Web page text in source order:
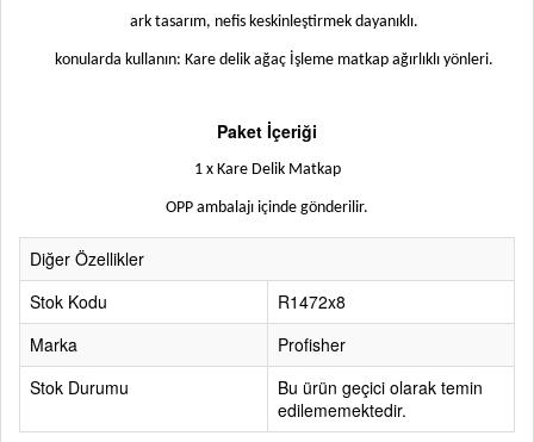
ark tasarım, nefis keskinleştirmek dayanıklı.
konularda kullanın: Kare delik ağaç İşleme matkap ağırlıklı yönleri.
Paket İçeriği
1 x Kare Delik Matkap
OPP ambalajı içinde gönderilir.
Diğer Özellikler
Stok Kodu
R1472x8
Marka
Profisher
Stok Durumu
Bu ürün geçici olarak temin
edilememektedir.